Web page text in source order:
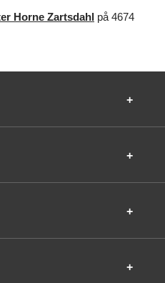
Horne Zartsdahl på 4674